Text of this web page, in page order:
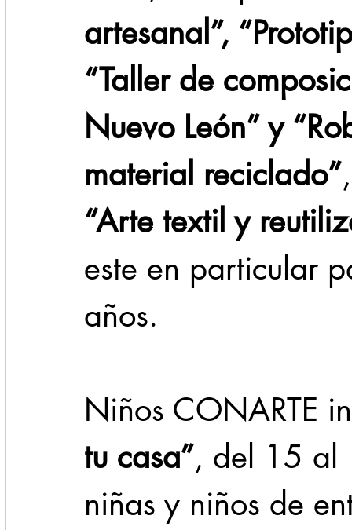
artesanal”,
“Taller de
Nuevo León” y
material reciclado”
“Arte textil y
este en particular
años.
Niños CONARTE
tu casa”, del 15
niñas y niños de